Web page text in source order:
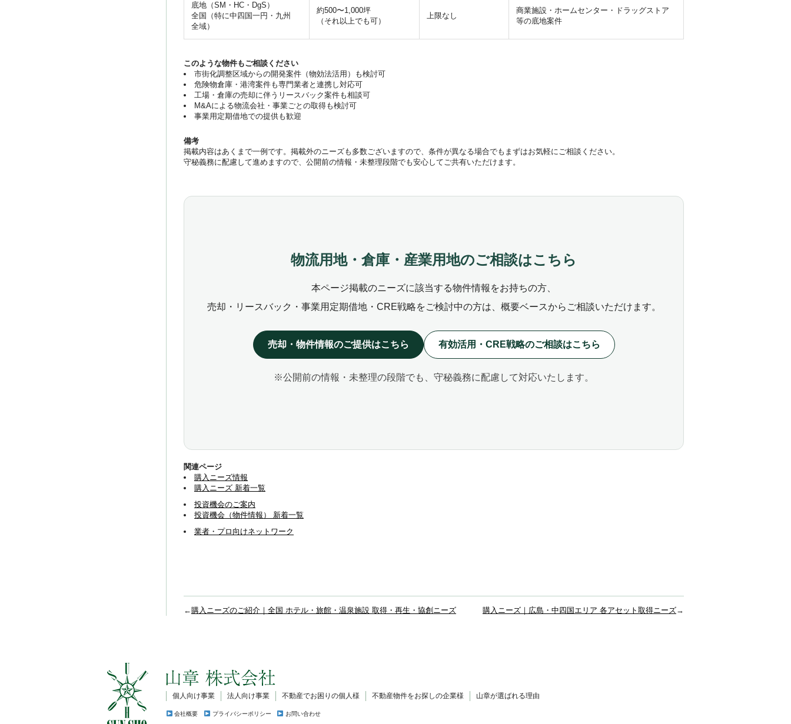
底地（SM・HC・DgS）
全国（特に中四国一円・九州
全域）
約500〜1,000坪
（それ以上でも可）
上限なし
商業施設・ホームセンター・ドラッグストア
等の底地案件
このような物件もご相談ください
市街化調整区域からの開発案件（物効法活用）も検討可
危険物倉庫・港湾案件も専門業者と連携し対応可
工場・倉庫の売却に伴うリースバック案件も相談可
M&Aによる物流会社・事業ごとの取得も検討可
事業用定期借地での提供も歓迎
備考
掲載内容はあくまで一例です。掲載外のニーズも多数ございますので、条件が異なる場合でもまずはお気軽にご相談ください。
守秘義務に配慮して進めますので、公開前の情報・未整理段階でも安心してご共有いただけます。
物流用地・倉庫・産業用地のご相談はこちら
本ページ掲載のニーズに該当する物件情報をお持ちの方、
売却・リースバック・事業用定期借地・CRE戦略をご検討中の方は、概要ベースからご相談いただけます。
売却・物件情報のご提供はこちら 有効活用・CRE戦略のご相談はこちら
※公開前の情報・未整理の段階でも、守秘義務に配慮して対応いたします。
関連ページ
購入ニーズ情報
購入ニーズ 新着一覧
投資機会のご案内
投資機会（物件情報） 新着一覧
業者・プロ向けネットワーク
←購入ニーズのご紹介｜全国 ホテル・旅館・温泉施設 取得・再生・協創ニーズ 購入ニーズ｜広島・中四国エリア 各アセット取得ニーズ→
個人向け事業 法人向け事業 不動産でお困りの個人様 不動産物件をお探しの企業様 山章が選ばれる理由
会社概要 プライバシーポリシー お問い合わせ